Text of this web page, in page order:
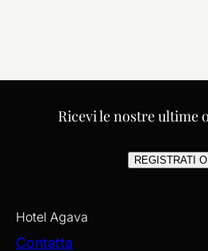
Ricevi le nostre ultime
REGISTRATI
Hotel Agava
Contatta